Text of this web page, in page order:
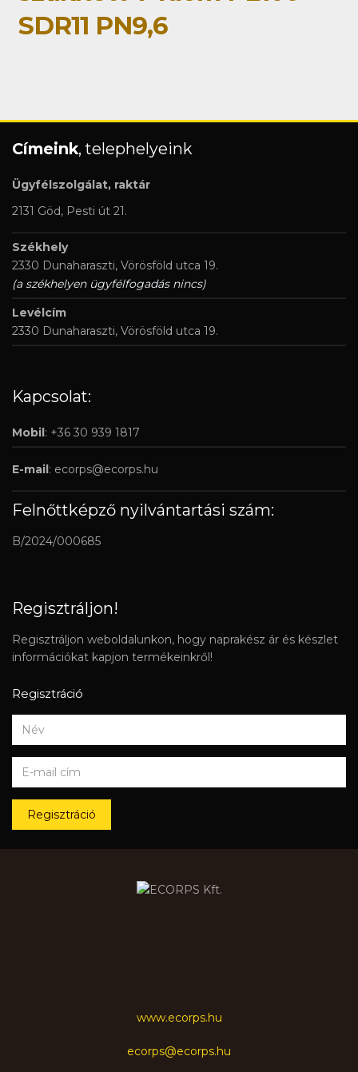
SDR11 PN9,6
Címeink, telephelyeink
Ügyfélszolgálat, raktár
2131 Göd, Pesti út 21.
Székhely
2330 Dunaharaszti, Vörösföld utca 19.
(a székhelyen ügyfélfogadás nincs)
Levélcím
2330 Dunaharaszti, Vörösföld utca 19.
Kapcsolat:
Mobil: +36 30 939 1817
E-mail: ecorps@ecorps.hu
Felnőttképző nyilvántartási szám:
B/2024/000685
Regisztráljon!
Regisztráljon weboldalunkon, hogy naprakész ár és készlet
információkat kapjon termékeinkről!
Regisztráció
Regisztráció
www.ecorps.hu
ecorps@ecorps.hu